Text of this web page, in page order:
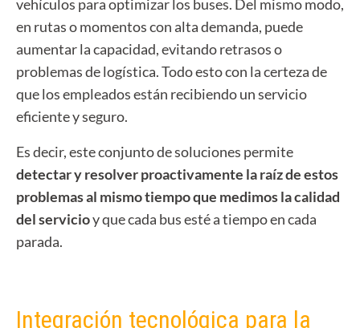
vehículos para optimizar los buses. Del mismo modo,
en rutas o momentos con alta demanda, puede
aumentar la capacidad, evitando retrasos o
problemas de logística. Todo esto con la certeza de
que los empleados están recibiendo un servicio
eficiente y seguro.
Es decir, este conjunto de soluciones permite
detectar y resolver proactivamente la raíz de estos
problemas al mismo tiempo que medimos la calidad
del servicioy que cada bus esté a tiempo en cada
parada.
Integración tecnológica para la